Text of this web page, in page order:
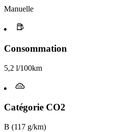
Manuelle
Consommation
5,2 l/100km
Catégorie CO2
B (117 g/km)